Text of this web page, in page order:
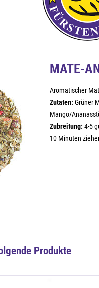
MATE-
Aromatischer
Zutaten: Grüner
Mango/
Zubreitung: 4-5
10 Minuten
Produkte